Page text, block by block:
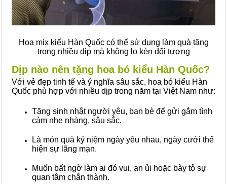
Hoa mix kiểu Hàn Quốc có thể sử dụng làm quà tặng
trong nhiều dịp mà không lo kén đối tượng
Dịp nào nên tặng hoa bó kiểu Hàn Quốc?
Với vẻ đẹp tinh tế và ý nghĩa sâu sắc, hoa bó kiểu Hàn
Quốc phù hợp với nhiều dịp trong năm tại Việt Nam như:
Tặng sinh nhật người yêu, bạn bè để gửi gắm tình
cảm nhẹ nhàng, sâu sắc.
Là món quà kỷ niệm ngày yêu nhau, ngày cưới thể
hiện sự lãng mạn.
Muốn bất ngờ làm ai đó vui, an ủi hoặc bày tỏ sự
quan tâm chân thành.